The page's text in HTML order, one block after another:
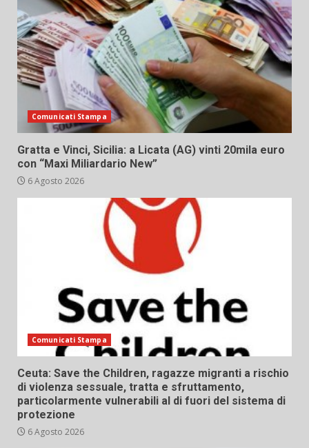
Comunicati Stampa
Gratta e Vinci, Sicilia: a Licata (AG) vinti 20mila euro
con “Maxi Miliardario New”
6 Agosto 2026
Comunicati Stampa
Ceuta: Save the Children, ragazze migranti a rischio
di violenza sessuale, tratta e sfruttamento,
particolarmente vulnerabili al di fuori del sistema di
protezione
6 Agosto 2026